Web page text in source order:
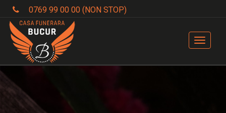
0769 99 00 00 (NON STOP)
Toggle